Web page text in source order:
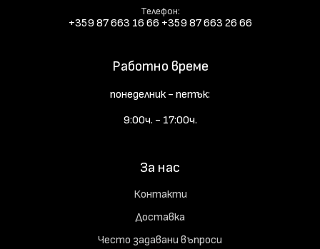
За нас
Контакти
Доставка
Често задавани въпроси
Работно време
понеделник - петък:
9:00ч. - 17:00ч.
Телефон
+359 87 663 16 66 +359 87 663 26 66